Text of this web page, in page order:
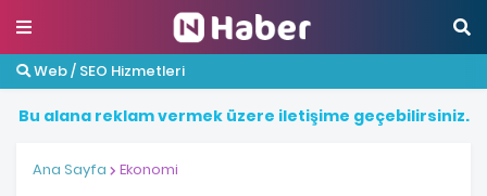
Web / SEO Hizmetleri
Bu alana reklamvermek üzere iletişime geçebilirsiniz.
Ana Sayfa Ekonomi